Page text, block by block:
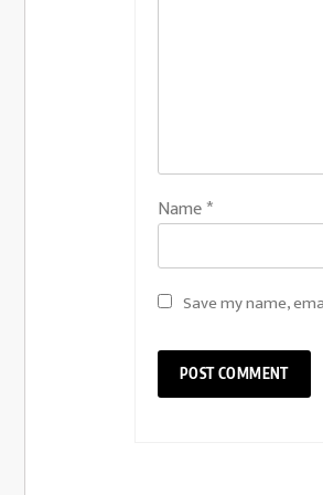
Name*
Save my name,